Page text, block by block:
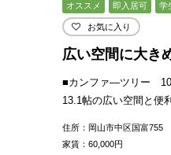
オススメ 即入居可 学
お気に入り
広い空間に大き
■カンファ―ツリー
13.1帖の広い空間と便
住所：岡山市中区国富755
家賃： 60,000円